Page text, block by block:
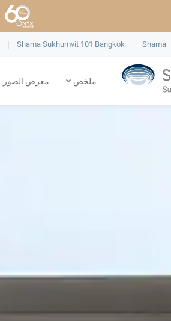
Shama
Shama Sukhumvit 101 Bangkok
ملخص معرض الصور